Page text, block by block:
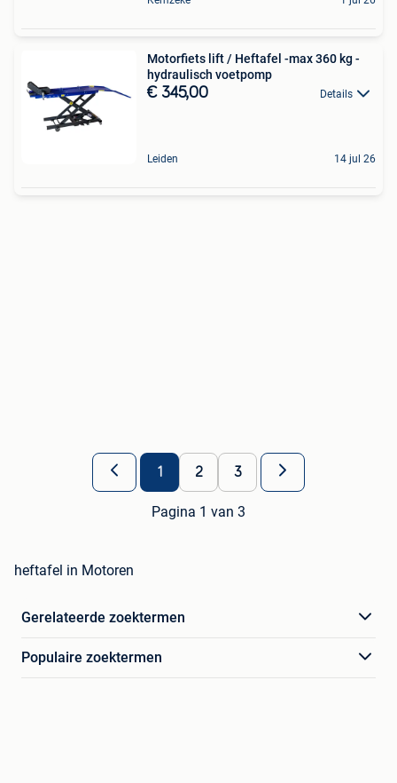
Motorfiets lift / Heftafel -max 360 kg -
hydraulisch voetpomp
€ 345,00 Details
Leiden 14 jul 26
1 2 3
Pagina 1 van 3
heftafel in Motoren
Gerelateerde zoektermen
Populaire zoektermen